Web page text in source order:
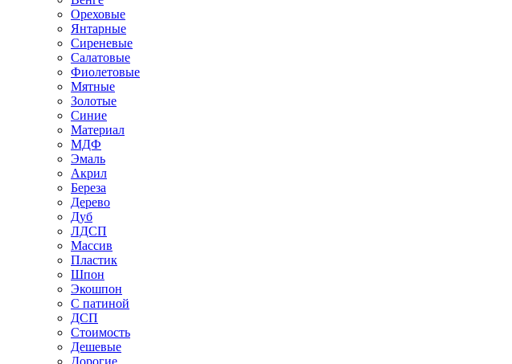
Ореховые
Янтарные
Сиреневые
Салатовые
Фиолетовые
Мятные
Золотые
Синие
Материал
МДФ
Эмаль
Акрил
Береза
Дерево
Дуб
ЛДСП
Массив
Пластик
Шпон
Экошпон
С патиной
ДСП
Стоимость
Дешевые
Дорогие